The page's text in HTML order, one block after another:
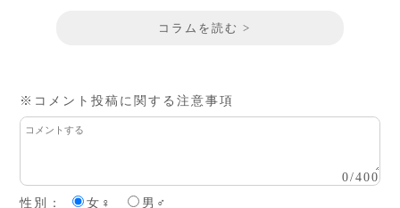
コラムを読む >
※コメント投稿に関する注意事項
0/400
性別：
女♀ 男♂